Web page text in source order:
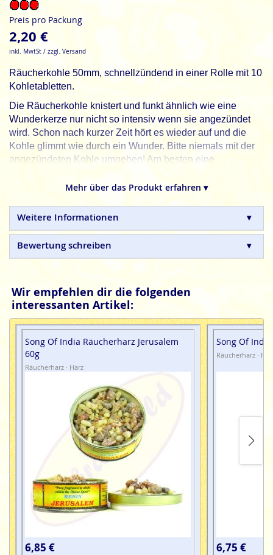
Preis pro Packung
2,20 €
inkl. MwtSt / zzgl. Versand
Räucherkohle 50mm, schnellzündend in einer Rolle mit 10
Kohletabletten.
Die Räucherkohle knistert und funkt ähnlich wie eine
Wunderkerze nur nicht so intensiv wenn sie angezündet
wird. Schon nach kurzer Zeit hört es wieder auf und die
Kohle glimmt wie durch ein Wunder. Bitte niemals mit der
angezündeten Kohle umgehen! Am besten eine
Mehr über das Produkt erfahren ▾
Weitere Informationen
Bewertung schreiben
Wir empfehlen dir die folgenden
interessanten Artikel:
Song Of India Räucherharz Jerusalem
60g
Räucherharz · Harz
6,85 €
Song Of
Räucherharz ·
6,75 €